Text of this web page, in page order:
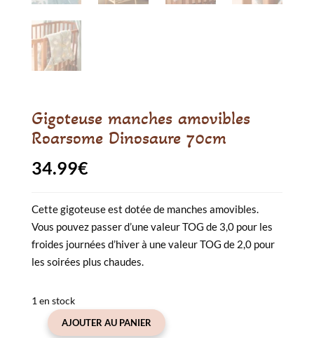
Gigoteuse manches amovibles
Roarsome Dinosaure 70cm
34.99€
Cette gigoteuse est dotée de manches amovibles.
Vous pouvez passer d’une valeur TOG de 3,0 pour les
froides journées d’hiver à une valeur TOG de 2,0 pour
les soirées plus chaudes.
1 en stock
quantité
AJOUTER AU PANIER